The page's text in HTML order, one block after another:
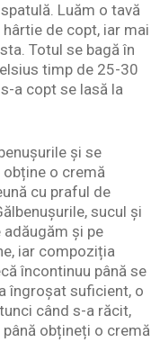
Luăm o tavă
de copt, iar mai
Totul se bagă în
timp de 25-30
a copt se lasă la
și se
obține o cremă
cu praful de
sucul și
și pe
iar compoziția
încontinuu până se
îngroșat suficient, o
când s-a răcit,
obțineți o cremă